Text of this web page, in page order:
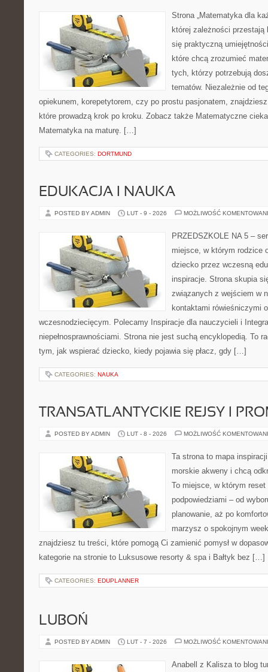
Strona „Matematyka dla
której zależności
się praktyczną
które chcą zrozumieć
tych, którzy potrzebują
tematów. Niezależnie od
opiekunem, korepetytorem, czy po prostu pasjonatem,
które prowadzą krok po kroku. Zobacz także Matematyczne
Matematyka na maturę. […]
CATEGORIES: DORTMUND
EDUKACJA I NAUKA
POSTED BY ADMIN LUT - 9 - 2026 MOŻLIWOŚĆ
PRZEDSZKOLE NA 5 –
miejsce, w którym rodzice
dziecko przez wczesną
inspiracje. Strona skupia
związanych z wejściem w
kontaktami rówieśniczymi
wczesnodziecięcym. Polecamy Inspiracje dla nauczycieli i
niepełnosprawnościami. Strona nie jest suchą encyklopedią. To
tym, jak wspierać dziecko, kiedy pojawia się płacz, gdy […]
CATEGORIES: NAUKA
TRANSATLANTYCKIE REJSY I
POSTED BY ADMIN LUT - 8 - 2026 MOŻLIWOŚĆ
Ta strona to mapa
morskie akweny i chcą
To miejsce, w którym
podpowiedziami – od
planowanie, aż po
marzysz o spokojnym
znajdziesz tu treści, które pomogą Ci zamienić pomysł w
kategorie na stronie to Luksusowe resorty & spa i Bałtyk bez […]
CATEGORIES: EDUPLANNER
LUBOŃ
POSTED BY ADMIN LUT - 7 - 2026 MOŻLIWOŚĆ
Anabell z Kalisza to blog